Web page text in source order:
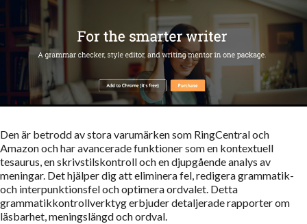
Den är betrodd av stora varumärken som RingCentral och
Amazon och har avancerade funktioner som en kontextuell
tesaurus, en skrivstilskontroll och en djupgående analys av
meningar. Det hjälper dig att eliminera fel, redigera grammatik-
och interpunktionsfel och optimera ordvalet. Detta
grammatikkontrollverktyg erbjuder detaljerade rapporter om
läsbarhet, meningslängd och ordval.